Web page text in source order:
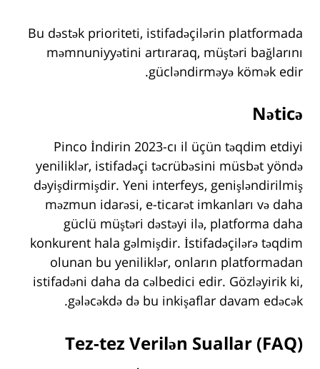
Bu dəstək prioriteti, istifadəçilərin platformada
məmnuniyyətini artıraraq, müştəri bağlarını
gücləndirməyə kömək edir.
Nəticə
Pinco İndirin 2023-cı il üçün təqdim etdiyi
yeniliklər, istifadəçi təcrübəsini müsbət yöndə
dəyişdirmişdir. Yeni interfeys, genişləndirilmiş
məzmun idarəsi, e-ticarət imkanları və daha
güclü müştəri dəstəyi ilə, platforma daha
konkurent hala gəlmişdir. İstifadəçilərə təqdim
olunan bu yeniliklər, onların platformadan
istifadəni daha da cəlbedici edir. Gözləyirik ki,
gələcəkdə də bu inkişaflar davam edəcək.
Tez-tez Verilən Suallar (FAQ)